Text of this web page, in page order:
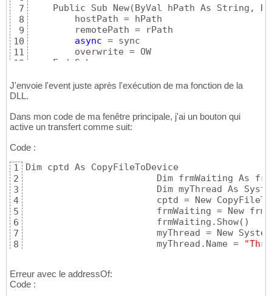
7
8
9
10
11
12
14
15
17
18
20
21
22
23
24
25
26
27
28
29
31
32
    Public Sub New
(ByVal hPath As String,
        hostPath = hPath
        remotePath = rPath
async = sync
        overwrite = OW
    End Sub
    Public Function BoolToShort
(ByVal Value
        Else
            Return
    End Function
    Declare Function DESKTOPTODEVICE Lib
ByVal desktoplocn As String, _
    ByVal tablelist As String, _
    ByVal sync As Boolean, _
    ByVal overwrite As Integer, _
    ByVal devicelocn As String
) As Long
    Declare Function DEVICETODESKTOP Lib
     ByVal tablelist As String, _
     ByVal sync As Boolean, _
J'envoie l'event juste après l'exécution de ma fonction de la
DLL.
Dans mon code de ma fenêtre principale, j'ai un bouton qui
active un transfert comme suit:
Code :
1
2
3
4
5
6
7
8
Dim cptd As CopyFileToDevice
Dim frmWaiting As
Dim myThread As
cptd = New
frmWaiting = New
                        frmWaiting.Show
( )
myThread = New
                        myThread.Name =
Erreur avec le addressOf:
Code :